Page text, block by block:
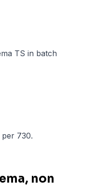
TS in batch
730.
non